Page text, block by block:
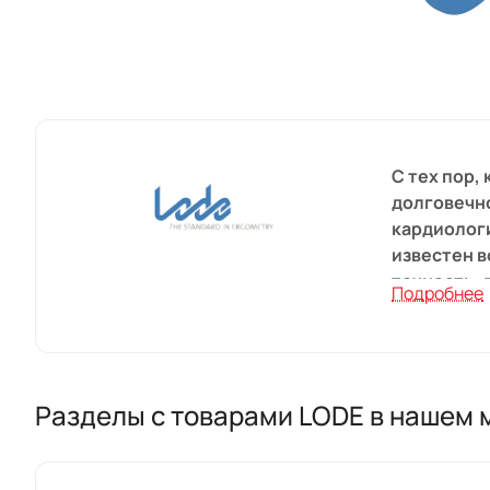
С тех пор,
известен
точность,
и беговых
Перед тем,
Подробнее
Разделы с товарами LODE в нашем